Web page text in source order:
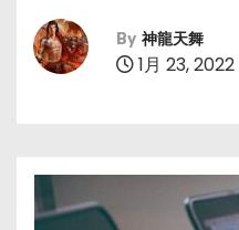
By 神龍天舞
1月 23, 2022